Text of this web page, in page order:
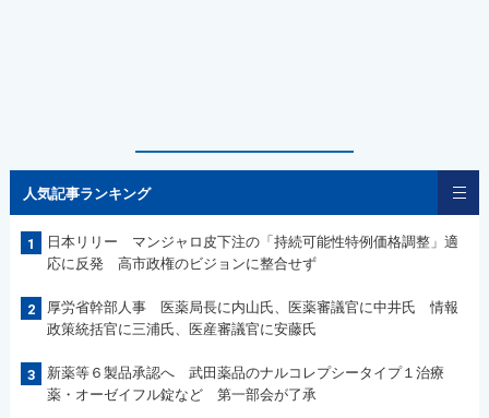
人気記事ランキング
1
日本リリー マンジャロ皮下注の「持続可能性特例価格調整」適
応に反発 高市政権のビジョンに整合せず
2
厚労省幹部人事 医薬局長に内山氏、医薬審議官に中井氏 情報
政策統括官に三浦氏、医産審議官に安藤氏
3
新薬等６製品承認へ 武田薬品のナルコレプシータイプ１治療
薬・オーゼイフル錠など 第一部会が了承